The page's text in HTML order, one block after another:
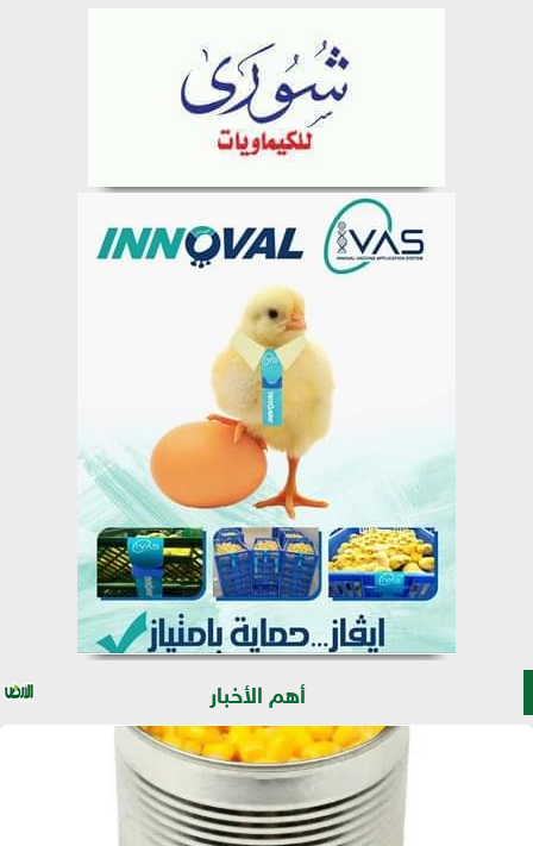
أهم الأخبار